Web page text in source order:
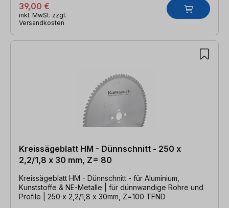
39,00 €
inkl. MwSt. zzgl.
Versandkosten
Kreissägeblatt HM - Dünnschnitt - 250 x
2,2/1,8 x 30 mm, Z= 80
Kreissägeblatt HM - Dünnschnitt - für Aluminium,
Kunststoffe & NE-Metalle | für dünnwandige Rohre und
Profile | 250 x 2,2/1,8 x 30mm, Z=100 TFND